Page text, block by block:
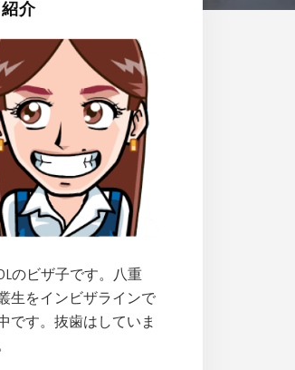
紹介
のビザ子です。八重
生をインビザラインで
です。抜歯はしていま